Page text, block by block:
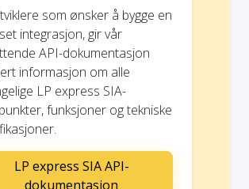
som ønsker å bygge en
integrasjon, gir vår
API-dokumentasjon
informasjon om alle
LP express SIA-
funksjoner og tekniske
LP express SIA API-
dokumentasjon